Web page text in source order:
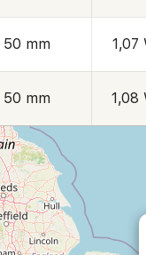
50 mm 1,07
50 mm 1,08